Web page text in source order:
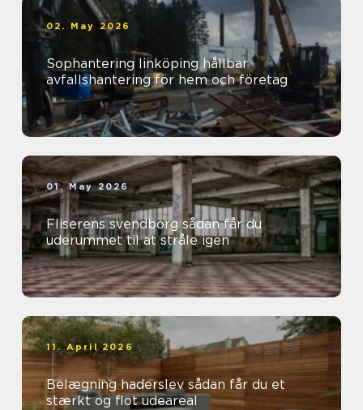
02. May 2026
Sophantering linköping hållbar
avfallshantering för hem och företag
01. May 2026
Fliserens svendborg sådan får du
uderummet til at stråle igen
11. April 2026
Belægning haderslev sådan får du et
stærkt og flot udeareal